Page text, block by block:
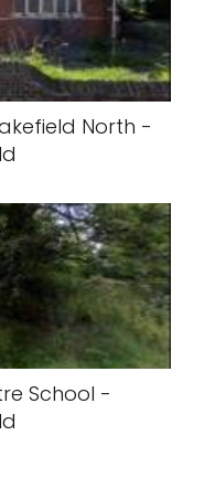
North -
School -